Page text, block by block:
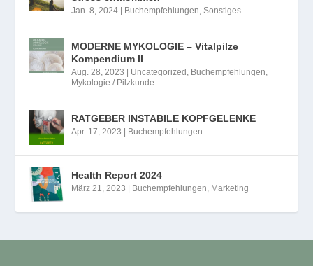
Jan. 8, 2024 | Buchempfehlungen ,Sonstiges
MODERNE MYKOLOGIE – Vitalpilze
Kompendium II
Aug. 28, 2023 | Uncategorized Buchempfehlungen
Mykologie / Pilzkunde
RATGEBER INSTABILE KOPFGELENKE
Apr. 17, 2023 | Buchempfehlungen
Health Report 2024
März 21, 2023 | Buchempfehlungen Marketing